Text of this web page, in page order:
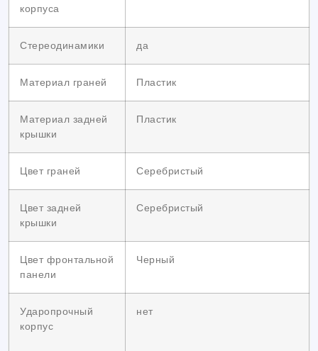
корпуса
Стереодинамики да
Материал граней Пластик
Материал задней
крышки
Пластик
Цвет граней Серебристый
Цвет задней
крышки
Серебристый
Цвет фронтальной
панели
Черный
Ударопрочный
корпус
нет